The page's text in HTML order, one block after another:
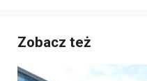
Zobacz też